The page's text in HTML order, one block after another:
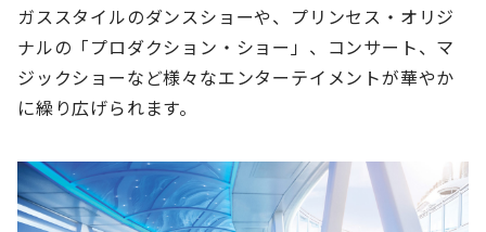
ガススタイルのダンスショーや、プリンセス・オリジ
ナルの「プロダクション・ショー」、コンサート、マ
ジックショーなど様々なエンターテイメントが華やか
に繰り広げられます。